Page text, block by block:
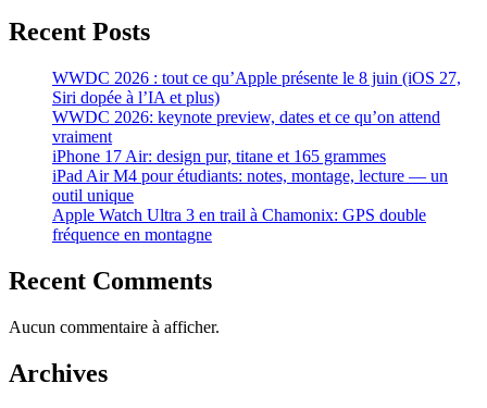
Recent Posts
WWDC 2026 : tout ce qu’Apple présente le 8 juin (iOS 27,
Siri dopée à l’IA et plus)
WWDC 2026: keynote preview, dates et ce qu’on attend
vraiment
iPhone 17 Air: design pur, titane et 165 grammes
iPad Air M4 pour étudiants: notes, montage, lecture — un
outil unique
Apple Watch Ultra 3 en trail à Chamonix: GPS double
fréquence en montagne
Recent Comments
Aucun commentaire à afficher.
Archives